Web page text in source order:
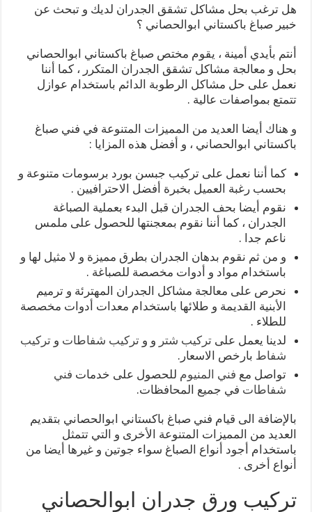
هل ترغب بحل مشاكل تشقق الجدران لديك و تبحث عن
خبير صباغ باكستاني ابوالحصاني ؟
أنتم بأيدي أمينة ، يقوم مختص صباغ باكستاني ابوالحصاني
بحل و معالجة مشاكل تشقق الجدران المتكرر ، كما أننا
نعمل على حل مشاكل الرطوبة الدائم باستخدام عوازل
تتمتع بمواصفات عالية .
و هناك أيضا العديد من المميزات المتنوعة في فني صباغ
باكستاني ابوالحصاني ، و أفضل هذه المزايا :
كما أننا نعمل على تركيب جبسن بورد برسومات متنوعة و
بحسب رغبة العميل بخبرة أفضل الاحترافيين .
نقوم أيضا بحف الجدران قبل البدء بعملية الصباغة
الجدران ، كما أننا نقوم بمعجنتها للحصول على ملمس
ناعم جدا .
و من ثم نقوم بدهان الجدران بطرق مميزة و لا مثيل لها و
باستخدام مواد و أدوات مخصصة للصباغة .
نحرص على معالجة مشاكل الجدران المهترئة و ترميم
الأبنية القديمة و طلائها باستخدام معدات أدوات مخصصة
للطلاء .
لدينا يعمل علىتركيب شتر و وتركيب شفاطات وتركيب
شفاط بارخص الاسعار.
تواصل مع فني المنيوم للحصول على خدمات فني
شفاطات في جميع المحافظات.
بالإضافة الى قيام فني صباغ باكستاني ابوالحصاني بتقديم
العديد من المميزات المتنوعة الأخرى و التي تتمثل
باستخدام أجود أنواع الصباغ سواء جوتين و غيرها أيضا من
أنواع أخرى .
تركيب ورق جدران ابوالحصاني